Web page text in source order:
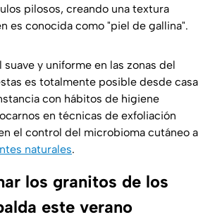
pilosos, creando una textura
es conocida como "piel de gallina".
y uniforme en las zonas del
es totalmente posible desde casa
con hábitos de higiene
en técnicas de exfoliación
el control del microbioma cutáneo a
naturales.
los granitos de los
este verano